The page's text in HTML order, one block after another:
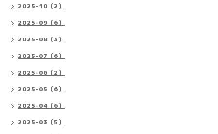
2025-10（2）
2025-09（6）
2025-08（3）
2025-07（6）
2025-06（2）
2025-05（6）
2025-04（6）
2025-03（5）